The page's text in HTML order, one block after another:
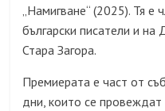
„Намигване“ (2025). Тя е
български писатели и
Стара Загора.
Премиерата е част от
дни, които се